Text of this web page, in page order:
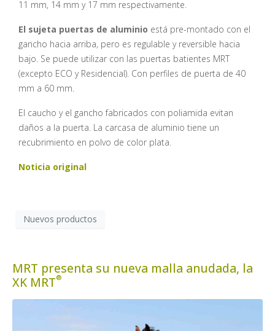
11 mm, 14 mm y 17 mm respectivamente.
El sujeta puertas de aluminio está pre-montado con el
gancho hacia arriba, pero es regulable y reversible hacia
bajo. Se puede utilizar con las puertas batientes MRT
(excepto ECO y Residencial). Con perfiles de puerta de 40
mm a 60 mm.
El caucho y el gancho fabricados con poliamida evitan
daños a la puerta. La carcasa de aluminio tiene un
recubrimiento en polvo de color plata.
Noticia original
Nuevos productos
MRT presenta su nueva malla anudada, la
XK MRT